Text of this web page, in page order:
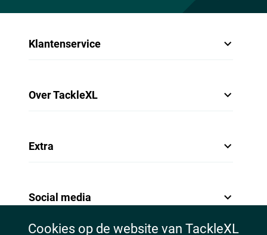
Klantenservice
Over TackleXL
Extra
Social media
Cookies op de website van TackleXL